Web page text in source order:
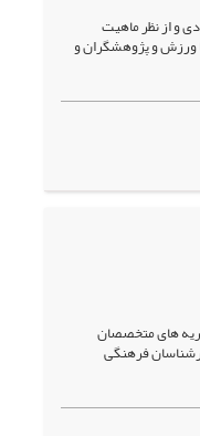
و از نظر ماهیت
ورزش و پژوهشگران و
های متخصصان
براساس روش تحلیل تماتیک و مصاحبه با 10 نفر از مدیران تربیت بدنی و فرهنگی و 5 نفر از کارشناسان فرهنگی